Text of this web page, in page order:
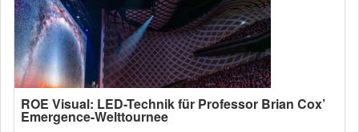
ROE Visual: LED-Technik für Professor Brian Cox’
Emergence-Welttournee